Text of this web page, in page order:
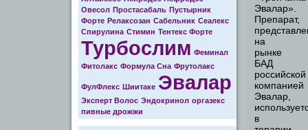
Овесол Простасабаль Пустырник
Форте Релаксозан Сабельник Сеалекс
Спирулина Стимин Тентекс Форте
Турбослим Феминал
Фитолакс Формула Cна Фрутолакс
ФулФлекс Шиитаке Эвалар
Эксперт Волос Эндокринол оргазекс
пивные дрожжи
Эвалар».
Препарат,
на
рынке
БАД
российской
компанией
Эвалар,
в